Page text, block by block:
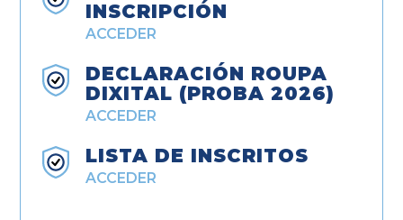
INSCRIPCIÓN
ACCEDER
DECLARACIÓN ROUPA
DIXITAL (PROBA 2026)
ACCEDER
LISTA DE INSCRITOS
ACCEDER